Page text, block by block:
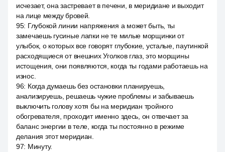
исчезает, она застревает в печени, в меридиане и выходит
на лице между бровей.
95: Глубокой линии напряжения а может быть, ты
замечаешь гусиные лапки не те милые морщинки от
улыбок, о которых все говорят глубокие, усталые, паутинкой
расходящиеся от внешних Уголков глаз, это морщины
истощения, они появляются, когда ты годами работаешь на
износ.
96: Когда думаешь без остановки планируешь,
анализируешь, решаешь чужие проблемы и забываешь
выключить голову хотя бы на меридиан тройного
обогревателя, проходит именно здесь, он отвечает за
баланс энергии в теле, когда ты постоянно в режиме
делания этот меридиан.
97: Минуту.